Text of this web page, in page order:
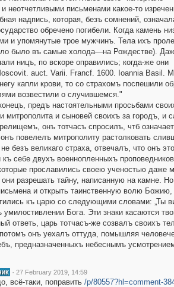
неотчетливыми письменами какое-то
надпись, которая, безъ сомнений,
обречено погибели. Когда камень
и упомянутые трое мужчинъ. Тела ихъ
было въ самые холода—на Рождестве).
ницъ, по вскоре оправились; когда-же oни
auct. Varii. Francf. 1600. Ioannia Basil.
капли крови, то со страхомъ поспешили
возвестили о случившемся."
предъ настоятельными просьбами
митрополита и сыновей своихъ за городъ, и
онъ тотчасъ спросилъ, чтб
повелелъ митрополиту растолковать
безъ великаго страха, отвечалъ, что онъ
къ себе двухъ военнопленныхъ
прославились своею ученостью даже
разрешать тайну, написанную на камне.
и открыть таинственную волю
къ царю со следующими словами: „Ты
Бога. Эти знаки касаются
ответь, царь тотчасъ-же созвалъ своихъ
онъ уехалъ оттуда, помышляя
предназначенныхъ небеснымъ
· 27 February 2019, 14:59
всё-таки, поправить /p/80557?hl=comment-